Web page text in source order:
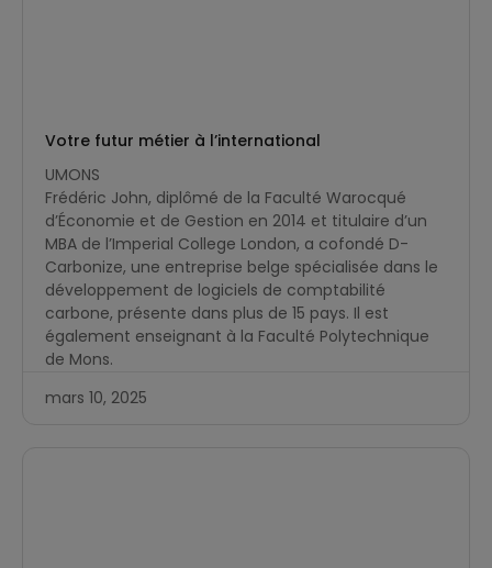
Votre futur métier à l’international
UMONS
​Frédéric John, diplômé de la Faculté Warocqué
d’Économie et de Gestion en 2014 et titulaire d’un
MBA de l’Imperial College London, a cofondé D-
Carbonize, une entreprise belge spécialisée dans le
développement de logiciels de comptabilité
carbone, présente dans plus de 15 pays. Il est
également enseignant à la Faculté Polytechnique
de Mons.
mars 10, 2025